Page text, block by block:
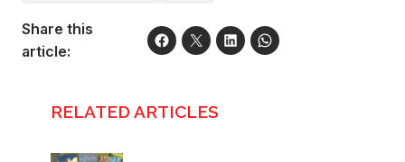
Share this
article:
RELATED ARTICLES